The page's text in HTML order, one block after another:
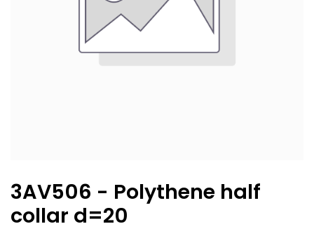
3AV506 - Polythene half
collar d=20